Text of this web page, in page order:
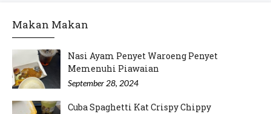
Makan Makan
Nasi Ayam Penyet Waroeng Penyet
Memenuhi Piawaian
September 28, 2024
Cuba Spaghetti Kat Crispy Chippy